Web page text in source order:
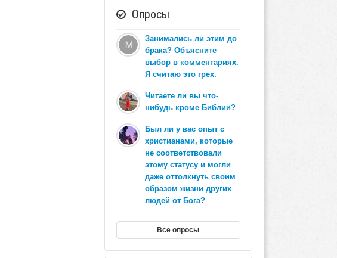
Опросы
Занимались ли этим до
брака? Объясните
выбор в комментариях.
Я считаю это грех.
Читаете ли вы что-
нибудь кроме Библии?
Был ли у вас опыт с
христианами, которые
не соответствовали
этому статусу и могли
даже оттолкнуть своим
образом жизни других
людей от Бога?
Все опросы